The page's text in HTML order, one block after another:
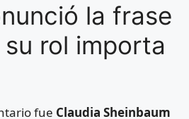
la frase
rol importa
fue Claudia Sheinbaum